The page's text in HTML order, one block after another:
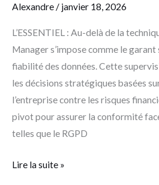
Alexandre/ janvier 18, 2026
L’ESSENTIEL : Au-delà de la
Manager s’impose comme le
fiabilité des données. Cette
les décisions stratégiques basées
l’entreprise contre les risques
pivot pour assurer la conformité
telles que le RGPD
Lire la suite »